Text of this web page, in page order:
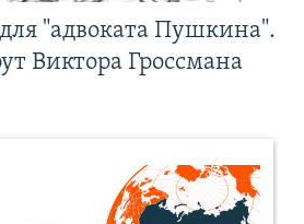
"адвоката Пушкина".
Виктора Гроссмана